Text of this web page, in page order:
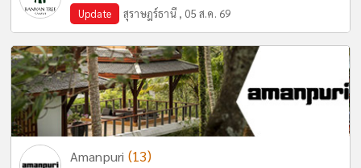
Update สุราษฎร์ธานี , 05 ส.ค. 69
Amanpuri (13)